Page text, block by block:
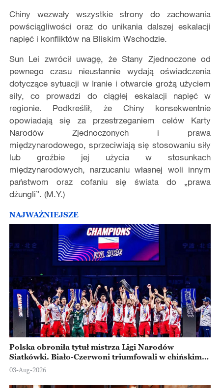
Chiny wezwały wszystkie strony do zachowania
powściągliwości oraz do unikania dalszej eskalacji
napięć i konfliktów na Bliskim Wschodzie.
Sun Lei zwrócił uwagę, że Stany Zjednoczone od
pewnego czasu nieustannie wydają oświadczenia
dotyczące sytuacji w Iranie i otwarcie grożą użyciem
siły, co prowadzi do ciągłej eskalacji napięć w
regionie. Podkreślił, że Chiny konsekwentnie
opowiadają się za przestrzeganiem celów Karty
Narodów Zjednoczonych i prawa
międzynarodowego, sprzeciwiają się stosowaniu siły
lub groźbie jej użycia w stosunkach
międzynarodowych, narzucaniu własnej woli innym
państwom oraz cofaniu się świata do „prawa
dżungli”. (M.Y.)
NAJWAŻNIEJSZE
Polska obroniła tytuł mistrza Ligi Narodów
Siatkówki. Biało-Czerwoni triumfowali w chińskim
Ningbo
03-Aug-2026